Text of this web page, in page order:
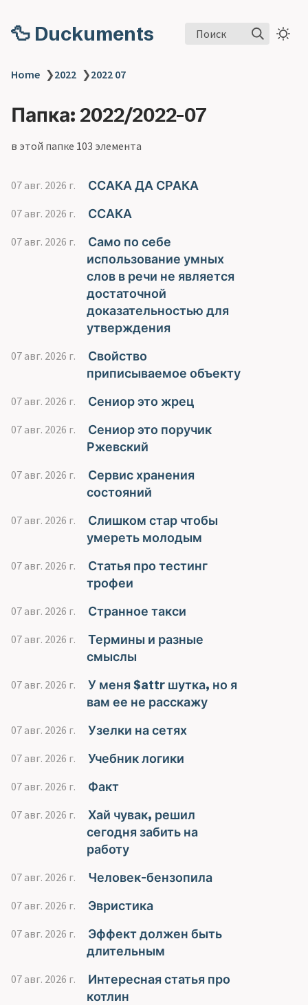
🦆 Duckuments Поиск
Home ❯2022 ❯2022 07
Папка: 2022/2022-07
в этой папке 103 элемента
07 авг. 2026 г. ССАКА ДА СРАКА
07 авг. 2026 г. ССАКА
07 авг. 2026 г.
Само по себе
использование умных
слов в речи не является
достаточной
доказательностью для
утверждения
07 авг. 2026 г.
Свойство
приписываемое объекту
07 авг. 2026 г. Сениор это жрец
07 авг. 2026 г.
Сениор это поручик
Ржевский
07 авг. 2026 г.
Сервис хранения
состояний
07 авг. 2026 г.
Слишком стар чтобы
умереть молодым
07 авг. 2026 г.
Статья про тестинг
трофеи
07 авг. 2026 г. Странное такси
07 авг. 2026 г.
Термины и разные
смыслы
07 авг. 2026 г.
У меня $attr шутка, но я
вам ее не расскажу
07 авг. 2026 г. Узелки на сетях
07 авг. 2026 г. Учебник логики
07 авг. 2026 г. Факт
07 авг. 2026 г.
Хай чувак, решил
сегодня забить на
работу
07 авг. 2026 г. Человек-бензопила
07 авг. 2026 г. Эвристика
07 авг. 2026 г.
Эффект должен быть
длительным
07 авг. 2026 г.
Интересная статья про
котлин